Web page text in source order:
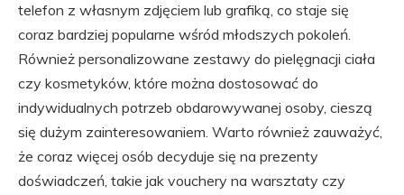
telefon z własnym zdjęciem lub grafiką, co staje się
coraz bardziej popularne wśród młodszych pokoleń.
Również personalizowane zestawy do pielęgnacji ciała
czy kosmetyków, które można dostosować do
indywidualnych potrzeb obdarowywanej osoby, cieszą
się dużym zainteresowaniem. Warto również zauważyć,
że coraz więcej osób decyduje się na prezenty
doświadczeń, takie jak vouchery na warsztaty czy